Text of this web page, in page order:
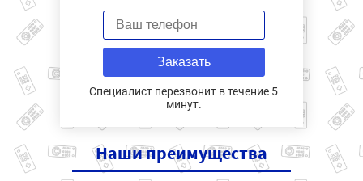
Заказать
Специалист перезвонит в течение 5
минут.
Нашипреимущества